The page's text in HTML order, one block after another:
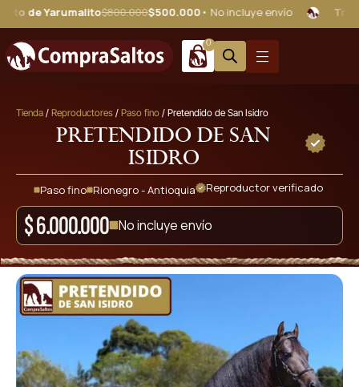
$800.000$500.000• No incluye envío Triple Elegido
0
Tienda / Reproductores / Paso fino / Pretendido de San Isidro
Pretendido de San
Isidro
Paso fino Rionegro - Antioquia Reproductor verificado
$6.000.000 No incluye envío